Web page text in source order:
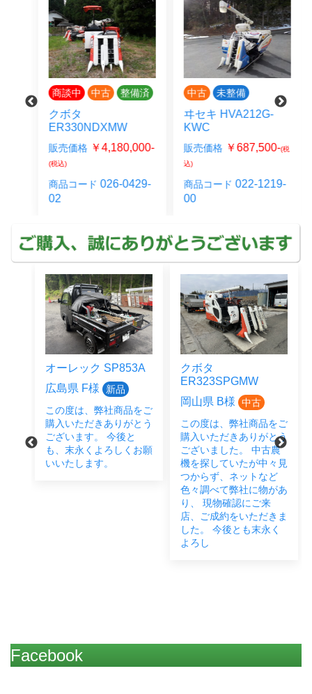
商談中 中古 整備済
クボタ
ER330NDXMW
販売価格 ￥4,180,000-
(税込)
商品コード026-0429-
02
中古 未整備
ヰセキ HVA212G-
KWC
販売価格 ￥687,500-(税
込)
商品コード022-1219-
00
オーレック SP853A
広島県 F様
新品
この度は、弊社商品をご
購入いただきありがとう
ございます。 今後と
も、末永くよろしくお願
いいたします。
クボタ
ER323SPGMW
岡山県 B様
中古
この度は、弊社商品をご
購入いただきありがとう
ございました。 中古農
機を探していたが中々見
つからず、ネットなど
色々調べて弊社に物があ
り、 現物確認にご来
店、ご成約をいただきま
した。 今後とも末永く
よろし
Facebook